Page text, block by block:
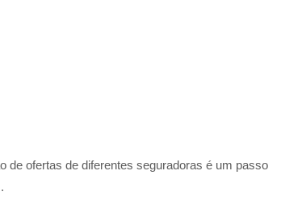
de ofertas de diferentes seguradoras é um passo